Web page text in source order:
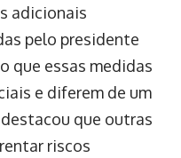
adicionais
pelo presidente
que essas medidas
e diferem de um
que outras
riscos